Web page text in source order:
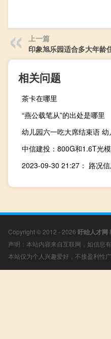
上一篇
印象旭乐园适合多大年龄
相关问题
茶卡在哪里
“燕公载笔从”的出处是哪里
幼儿园六一吃大席结束语
中信建投：800G和1.6T光
Copyright © 2012 - 2026 盱眙人才网
声明：本站内容来自互联网，如信息
本站仅为个人兴趣爱好，不接盈利性